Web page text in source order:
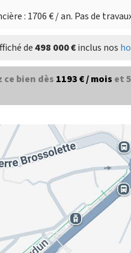
: 1706 € / an. Pas de
de498 000 €inclus nos
ce bien dès 1193 € / mois et